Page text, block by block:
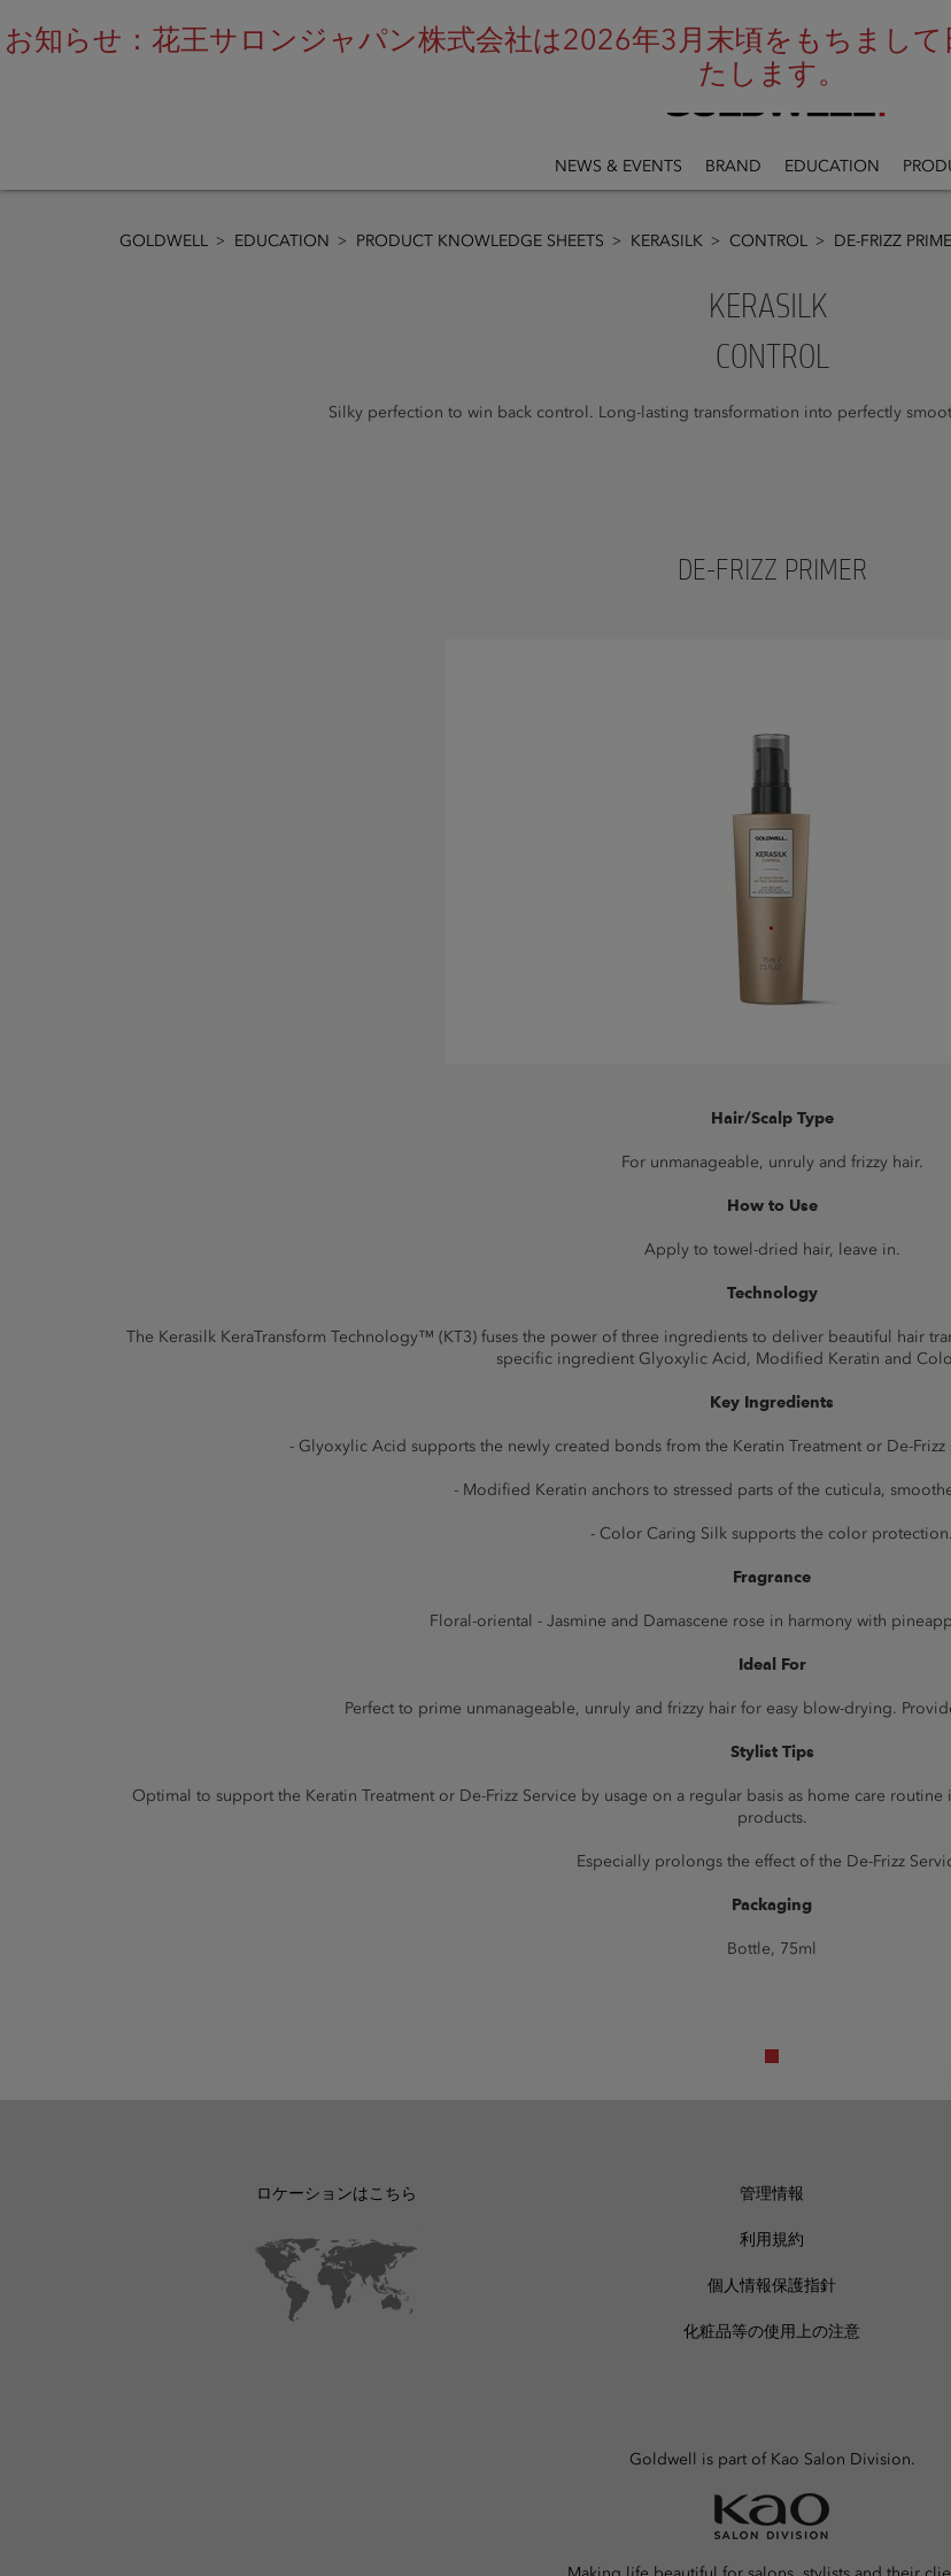
NEWS & EVENTS BRAND EDUCATION
お知らせ：花王サロンジャパン株式会社は2026年3月末頃をもちまし
たします。
GOLDWELL EDUCATION PRODUCT KNOWLEDGE SHEETS KERASILK CONTROL DE-FRIZZ
KERASILK
CONTROL
Silky perfection to win back control. Long-lasting transformation into perfectly
DE-FRIZZ PRIMER
Hair/Scalp Type
For unmanageable, unruly and frizzy hair.
How to Use
Apply to towel-dried hair, leave in.
Technology
The Kerasilk KeraTransform Technology™ (KT3) fuses the power of three ingredients to deliver beautiful hair
specific ingredient Glyoxylic Acid, Modified Keratin and
Key Ingredients
- Glyoxylic Acid supports the newly created bonds from the Keratin Treatment or De-Frizz
- Modified Keratin anchors to stressed parts of the cuticula,
- Color Caring Silk supports the color protection.
Fragrance
Floral-oriental - Jasmine and Damascene rose in harmony with
Ideal For
Perfect to prime unmanageable, unruly and frizzy hair for easy blow-drying.
Stylist Tips
Optimal to support the Keratin Treatment or De-Frizz Service by usage on a regular basis as home care
products.
Especially prolongs the effect of the De-Frizz
Packaging
Bottle, 75ml
ロケーションはこちら 管理情報
利用規約
個人情報保護指針
化粧品等の使用上の注意
Goldwell is part of Kao Salon Division.